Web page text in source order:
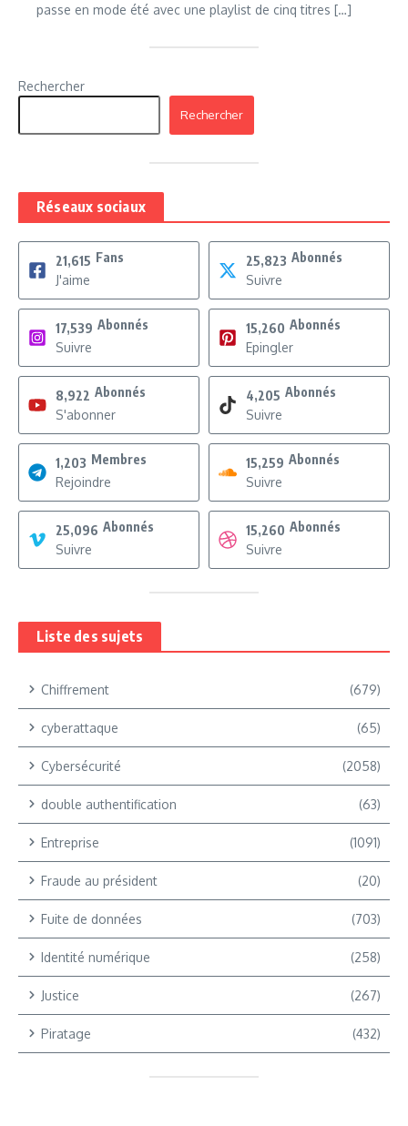
passe en mode été avec une playlist de cinq titres […]
Rechercher
Rechercher
Réseaux sociaux
21,615 Fans
J'aime
25,823 Abonnés
Suivre
17,539 Abonnés
Suivre
15,260 Abonnés
Epingler
8,922 Abonnés
S'abonner
4,205 Abonnés
Suivre
1,203 Membres
Rejoindre
15,259 Abonnés
Suivre
25,096 Abonnés
Suivre
15,260 Abonnés
Suivre
Liste des sujets
Chiffrement (679)
cyberattaque (65)
Cybersécurité (2058)
double authentification (63)
Entreprise (1091)
Fraude au président (20)
Fuite de données (703)
Identité numérique (258)
Justice (267)
Piratage (432)